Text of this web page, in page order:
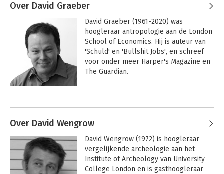
Over David Graeber
David Graeber (1961-2020) was
hoogleraar antropologie aan de London
School of Economics. Hij is auteur van
'Schuld' en 'Bullshit Jobs', en schreef
voor onder meer Harper's Magazine en
The Guardian.
afronden van 'Het begin van alles'.
Over David Wengrow
David Wengrow (1972) is hoogleraar
vergelijkende archeologie aan het
Institute of Archeology van University
College London en is gasthoogleraar